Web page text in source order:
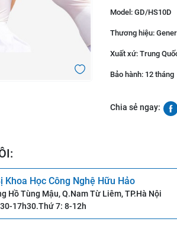
Model: GD/HS10D
Thương hiệu:
Xuất xứ: Trung
Bảo hành: 12 tháng
Chia sẻ ngay:
Khoa Học Công Nghệ Hữu Hảo
Hồ Tùng Mậu, Q.Nam Từ Liêm, TP.Hà Nội
17h30.Thứ 7: 8-12h